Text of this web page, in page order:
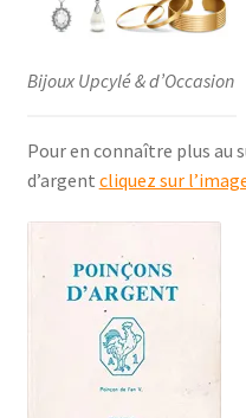
Bijoux Upcylé & d’Occasion
Pour en connaître plus au
d’argent cliquez sur